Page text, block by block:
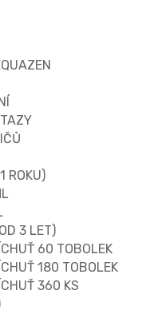
ROKU)
3 LET)
60 TOBOLEK
180 TOBOLEK
360 KS